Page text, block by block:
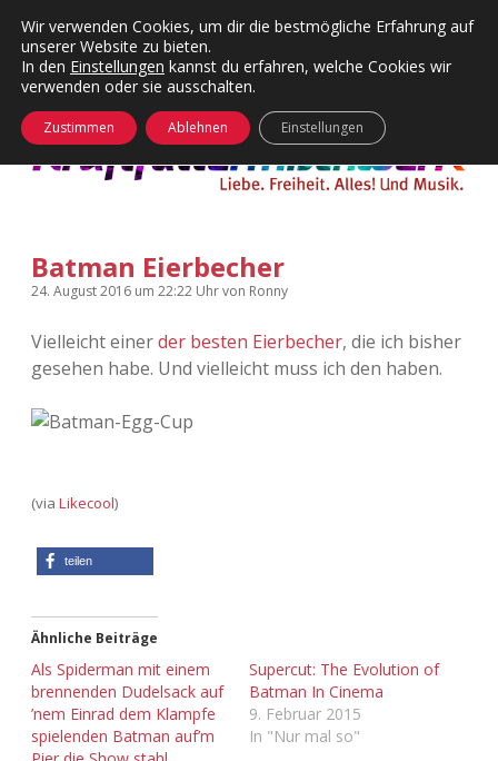
Kategorien
Menü
24 Hours Chilling
Die Wende
KFMW-Disco
Kopfkinomusik
KFMW-Disco
Dates
Contact
Menü
öffnen
Adventskalender 2010
Adventskalender 2011
Adventskalender 2016
Adventskalender 2017
öffnen
Batman Eierbecher
24. August 2016 um 22:22 Uhrvon Ronny
Vielleicht einerder besten Eierbecher, die ich bisher
gesehen habe. Und vielleicht muss ich den haben.
(via Likecool)
teilen
Ähnliche Beiträge
Als Spiderman mit einem
brennenden Dudelsack auf
’nem Einrad dem Klampfe
spielenden Batman auf’m
Supercut: The Evolution of
Batman In Cinema
9. Februar 2015
In "Nur mal so"
Wir verwenden Cookies, um dir die bestmögliche Erfahrung auf
unserer Website zu bieten.
In den Einstellungen kannst du erfahren, welche Cookies wir
verwenden oder sie ausschalten.
Zustimmen Ablehnen Einstellungen